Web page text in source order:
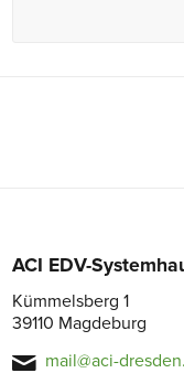
ACI EDV-
Kümmelsberg 1
39110 Magdeburg
mail@aci-